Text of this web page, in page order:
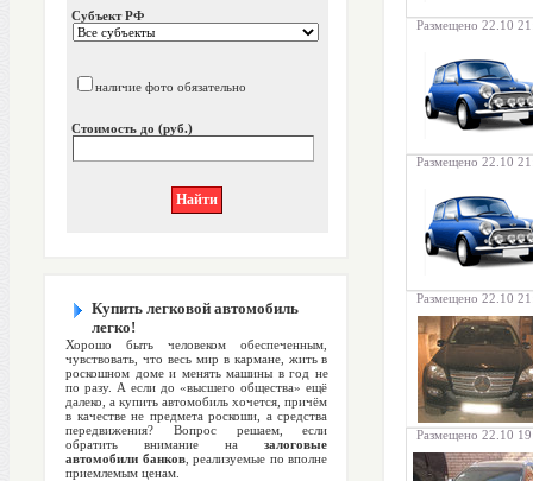
Субъект РФ
наличие фото обязательно
Стоимость до (руб.)
Купить легковой автомобиль
легко!
Хорошо быть человеком обеспеченным,
чувствовать, что весь мир в кармане, жить в
роскошном доме и менять машины в год не
по разу. А если до «высшего общества» ещё
далеко, а купить автомобиль хочется, причём
в качестве не предмета роскоши, а средства
передвижения? Вопрос решаем, если
обратить внимание назалоговые
автомобили банков , реализуемые по вполне
приемлемым ценам.
Размещено 22.10
Размещено 22.10
Размещено 22.10
Размещено 22.10